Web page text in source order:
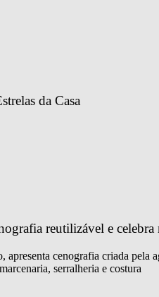
da Casa
reutilizável e celebra
cenografia criada pela
serralheria e costura